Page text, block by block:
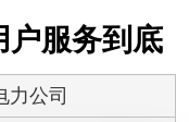
户服务到底
力公司